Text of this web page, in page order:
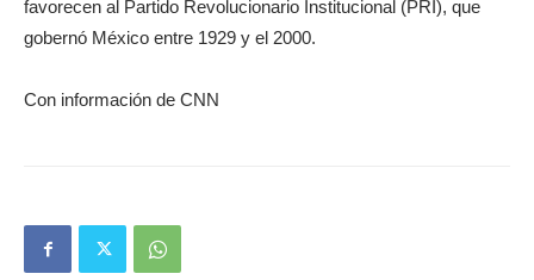
favorecen al Partido Revolucionario Institucional (PRI), que
gobernó México entre 1929 y el 2000.
Con información de CNN